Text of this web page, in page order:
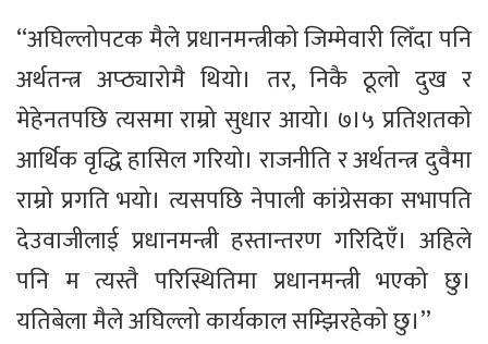
‘‘अघिल्लोपटक मैले प्रधानमन्त्रीको जिम्मेवारी लिँदा पनि
अर्थतन्त्र अप्ठ्यारोमै थियो। तर, निकै ठूलो दुख र
मेहेनतपछि त्यसमा राम्रो सुधार आयो। ७।५ प्रतिशतको
आर्थिक वृद्धि हासिल गरियो। राजनीति र अर्थतन्त्र दुवैमा
राम्रो प्रगति भयो। त्यसपछि नेपाली कांग्रेसका सभापति
देउवाजीलाई प्रधानमन्त्री हस्तान्तरण गरिदिएँ। अहिले
पनि म त्यस्तै परिस्थितिमा प्रधानमन्त्री भएको छु।
यतिबेला मैले अघिल्लो कार्यकाल सम्झिरहेको छु।’’